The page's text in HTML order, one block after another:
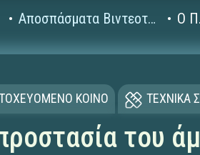
Αποσπάσματα Βιντεοταινιών (1995-2008) Ο
ΚΟΙΝΟ ΤΕΧΝΙΚΑ
του